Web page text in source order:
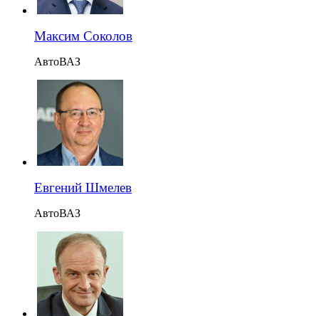
Максим Соколов
АвтоВАЗ
Евгений Шмелев
АвтоВАЗ